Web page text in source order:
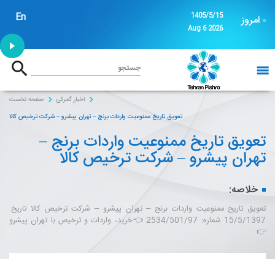
امروز
1405/5/15
Aug 6 2026
En
جستجو
صفحه نخست
اخبار گمرکی
تعویق تاریخ ممنوعیت واردات برنج – تهران پیشرو – شرکت ترخیص کالا
تعویق تاریخ ممنوعیت واردات برنج –
تهران پیشرو – شرکت ترخیص کالا
خلاصه:
تعویق تاریخ ممنوعیت واردات برنج – تهران پیشرو – شرکت ترخیص کالا تاریخ:
15/5/1397 شماره: 2534/501/97 👈خرید، واردات و ترخیص با تهران پیشرو
👉
1:53